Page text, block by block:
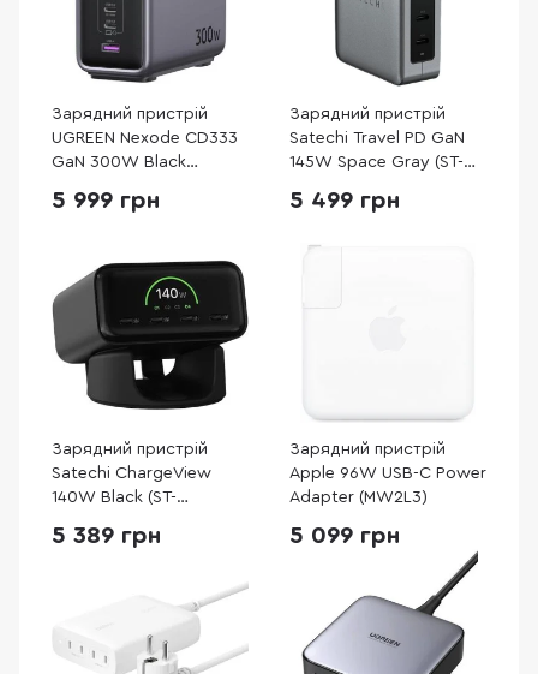
Зарядний пристрій
UGREEN Nexode CD333
GaN 300W Black
5 999 грн
Зарядний пристрій
Satechi Travel PD GaN
145W Space Gray (ST-
5 499 грн
Зарядний пристрій
Satechi ChargeView
140W Black (ST-
5 389 грн
Зарядний пристрій
Apple 96W USB-C Power
Adapter (MW2L3)
5 099 грн